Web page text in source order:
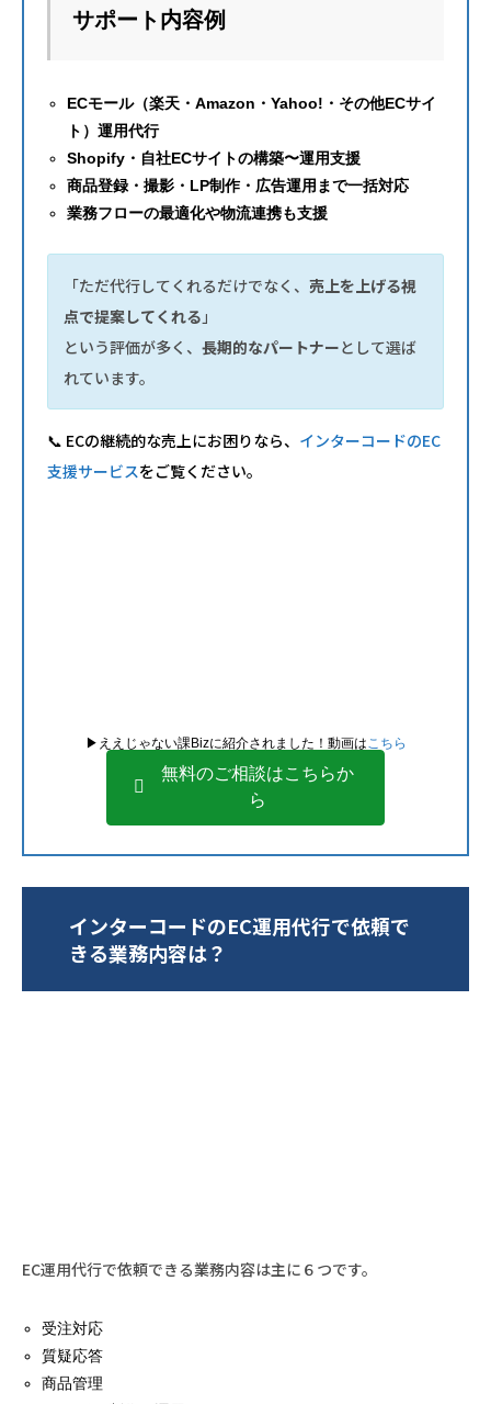
サポート内容例
ECモール（楽天・Amazon・Yahoo!・その他ECサイ
ト）運用代行
Shopify・自社ECサイトの構築〜運用支援
商品登録・撮影・LP制作・広告運用まで一括対応
業務フローの最適化や物流連携も支援
「ただ代行してくれるだけでなく、 売上を上げる視
点で提案してくれる」
という評価が多く、 長期的なパートナーとして選ば
れています。
📞 ECの継続的な売上にお困りなら、 インターコードのEC
支援サービスをご覧ください。
▶︎ええじゃない課Bizに紹介されました！動画はこちら
無料のご相談はこちらか
ら
インターコードのEC運用代行で依頼で
きる業務内容は？
EC運用代行で依頼できる業務内容は主に６つです。
受注対応
質疑応答
商品管理